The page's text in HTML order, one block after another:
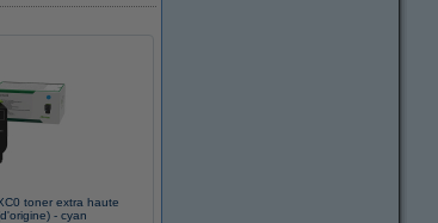
toner extra haute
- cyan